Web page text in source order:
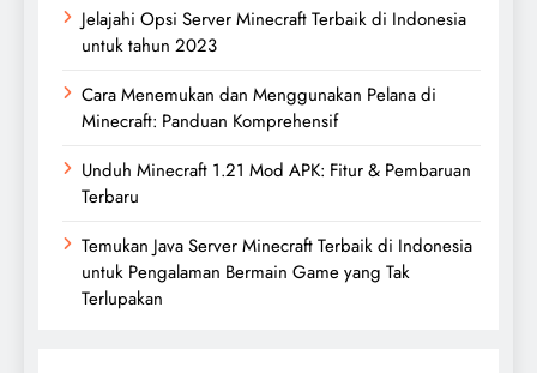
Jelajahi Opsi Server Minecraft Terbaik di Indonesia
untuk tahun 2023
Cara Menemukan dan Menggunakan Pelana di
Minecraft: Panduan Komprehensif
Unduh Minecraft 1.21 Mod APK: Fitur & Pembaruan
Terbaru
Temukan Java Server Minecraft Terbaik di Indonesia
untuk Pengalaman Bermain Game yang Tak
Terlupakan